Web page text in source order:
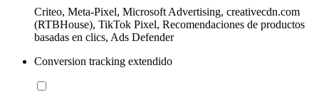
Criteo, Meta-Pixel, Microsoft Advertising, creativecdn.com
(RTBHouse), TikTok Pixel, Recomendaciones de productos
basadas en clics, Ads Defender
Conversion tracking extendido